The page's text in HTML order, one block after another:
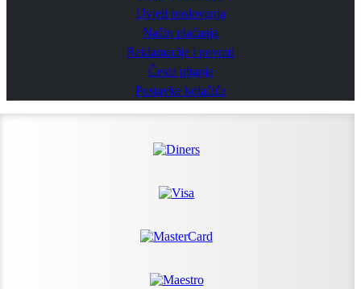
Uvjeti poslovanja
Način plaćanja
Reklamacije i povrati
Česta pitanja
Postavke kolačića